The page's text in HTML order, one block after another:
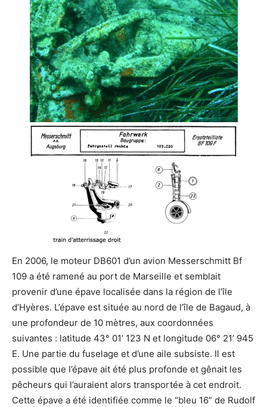
En 2006, le moteur DB601 d’un avion Messerschmitt Bf
109 a été ramené au port de Marseille et semblait
provenir d’une épave localisée dans la région de l’île
d’Hyères. L’épave est située au nord de l’île de Bagaud, à
une profondeur de 10 mètres, aux coordonnées
suivantes : latitude 43° 01’ 123 N et longitude 06° 21’ 945
E. Une partie du fuselage et d’une aile subsiste. Il est
possible que l’épave ait été plus profonde et gênait les
pêcheurs qui l’auraient alors transportée à cet endroit.
Cette épave a été identifiée comme le “bleu 16” de Rudolf